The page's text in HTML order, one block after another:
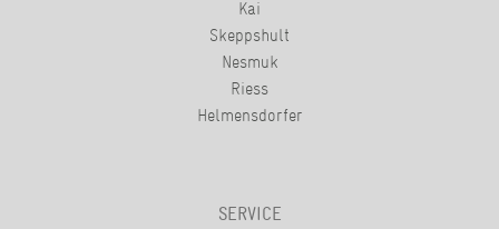
Kai
Skeppshult
Nesmuk
Riess
Helmensdorfer
SERVICE